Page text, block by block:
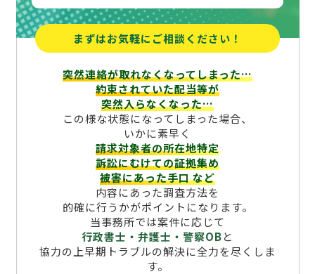
まずはお気軽にご相談ください！
突然連絡が取れなくなってしまった…
約束されていた配当等が
突然入らなくなった…
この様な状態になってしまった場合、
いかに素早く
請求対象者の所在地特定
訴訟にむけての証拠集め
被害にあった手口など
内容にあった調査方法を
的確に行うかがポイントになります。
当事務所では案件に応じて
行政書士・弁護士・警察OBと
協力の上早期トラブルの解決に全力を尽くしま
す。